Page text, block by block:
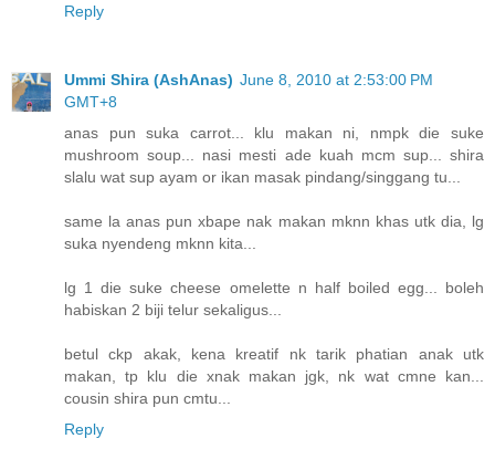
Reply
Ummi Shira (AshAnas) June 8, 2010 at 2:53:00 PM
GMT+8
anas pun suka carrot... klu makan ni, nmpk die suke
mushroom soup... nasi mesti ade kuah mcm sup... shira
slalu wat sup ayam or ikan masak pindang/singgang tu...
same la anas pun xbape nak makan mknn khas utk dia, lg
suka nyendeng mknn kita...
lg 1 die suke cheese omelette n half boiled egg... boleh
habiskan 2 biji telur sekaligus...
betul ckp akak, kena kreatif nk tarik phatian anak utk
makan, tp klu die xnak makan jgk, nk wat cmne kan...
cousin shira pun cmtu...
Reply